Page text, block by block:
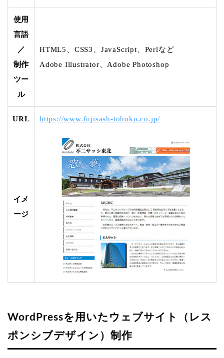
使用
言語
／
制作
ツー
ル
HTML5、CSS3、JavaScript、Perlなど
Adobe Illustrator、Adobe Photoshop
URL https://www.fujisash-tohoku.co.jp/
イメ
ージ
WordPressを用いたウェブサイト（レス
ポンシブデザイン）制作